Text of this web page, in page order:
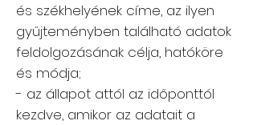
és székhelyének címe, az ilyen
gyűjteményben található adatok
feldolgozásának célja, hatóköre
és módja;
- az állapot attól az időponttól
kezdve, amikor az adatait a